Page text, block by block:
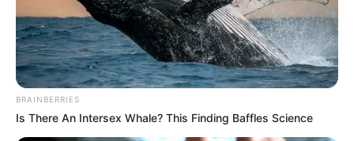
árrésstop a napi vásárlások költségeit enyhítheti.
Az üzemanyagokra vonatkozó kedvezmény pedig a
közlekedési kiadások növekedését igyekszik
mérsékelni.
Ennek következtében a családi költségvetéstől a
BRAINBERRIES
Is There An Intersex Whale? This Finding Baffles Science